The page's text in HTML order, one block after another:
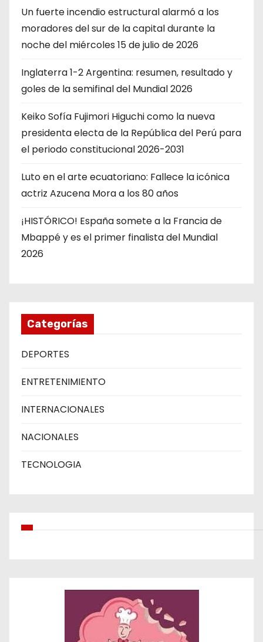
Un fuerte incendio estructural alarmó a los
moradores del sur de la capital durante la
noche del miércoles 15 de julio de 2026
Inglaterra 1-2 Argentina: resumen, resultado y
goles de la semifinal del Mundial 2026
Keiko Sofía Fujimori Higuchi como la nueva
presidenta electa de la República del Perú para
el periodo constitucional 2026-2031
Luto en el arte ecuatoriano: Fallece la icónica
actriz Azucena Mora a los 80 años
¡HISTÓRICO! España somete a la Francia de
Mbappé y es el primer finalista del Mundial
2026
Categorías
DEPORTES
ENTRETENIMIENTO
INTERNACIONALES
NACIONALES
TECNOLOGIA